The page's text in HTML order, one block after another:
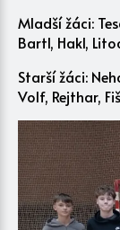
Mladší žáci:
Bartl, Hakl,
Starší žáci:
Volf, Rejthar,